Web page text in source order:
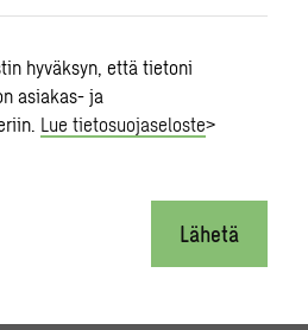
hyväksyn, että tietoni
asiakas- ja
Lue tietosuojaseloste>
Lähetä